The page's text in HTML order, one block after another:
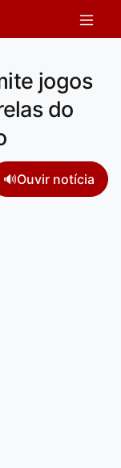
jogos
do
🔊Ouvir notícia